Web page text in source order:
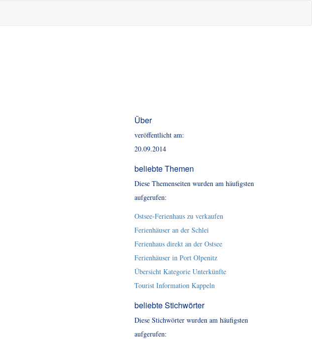
Über
veröffentlicht am:
20.09.2014
beliebte Themen
Diese Themenseiten wurden am häufigsten
aufgerufen:
Ostsee-Ferienhaus zu verkaufen
Ferienhäuser an der Schlei
Ferienhaus direkt an der Ostsee
Ferienhäuser in Port Olpenitz
Übersicht Kategorie Unterkünfte
Tourist Information Kappeln
beliebte Stichwörter
Diese Stichwörter wurden am häufigsten
aufgerufen: